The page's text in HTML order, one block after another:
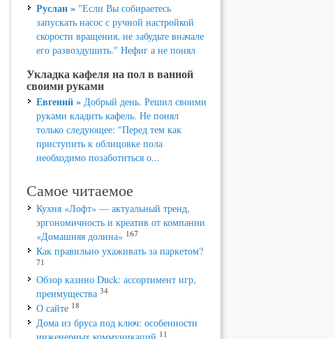
Руслан »"Если Вы собираетесь
запускать насос с ручной настройкой
скорости вращения, не забудьте вначале
его развоздушить." Нефиг а не понял
Укладка кафеля на пол в ванной
своими руками
Евгений »Добрый день. Решил своими
руками кладить кафель. Не понял
только следующее: "Перед тем как
приступить к облицовке пола
необходимо позаботиться о...
Самое читаемое
Кухня «Лофт» — актуальный тренд,
эргономичность и креатив от компании
«Домашняя долина» 167
Как правильно ухаживать за паркетом?
71
Обзор казино Duck: ассортимент игр,
преимущества 34
О сайте 18
Дома из бруса под ключ: особенности
11